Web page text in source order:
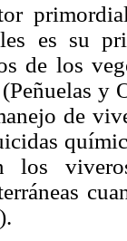
es su
de los
y
de
los